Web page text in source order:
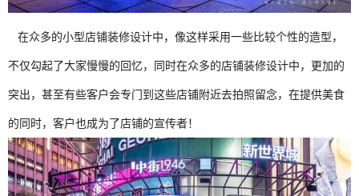
在众多的小型店铺装修设计中，像这样采用一些比较个性的造型，
不仅勾起了大家慢慢的回忆，同时在众多的店铺装修设计中，更加的
突出，甚至有些客户会专门到这些店铺附近去拍照留念，在提供美食
的同时，客户也成为了店铺的宣传者！